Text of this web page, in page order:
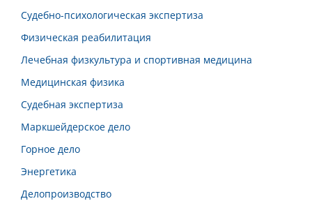
Судебно-психологическая экспертиза
Физическая реабилитация
Лечебная физкультура и спортивная медицина
Медицинская физика
Судебная экспертиза
Маркшейдерское дело
Горное дело
Энергетика
Делопроизводство